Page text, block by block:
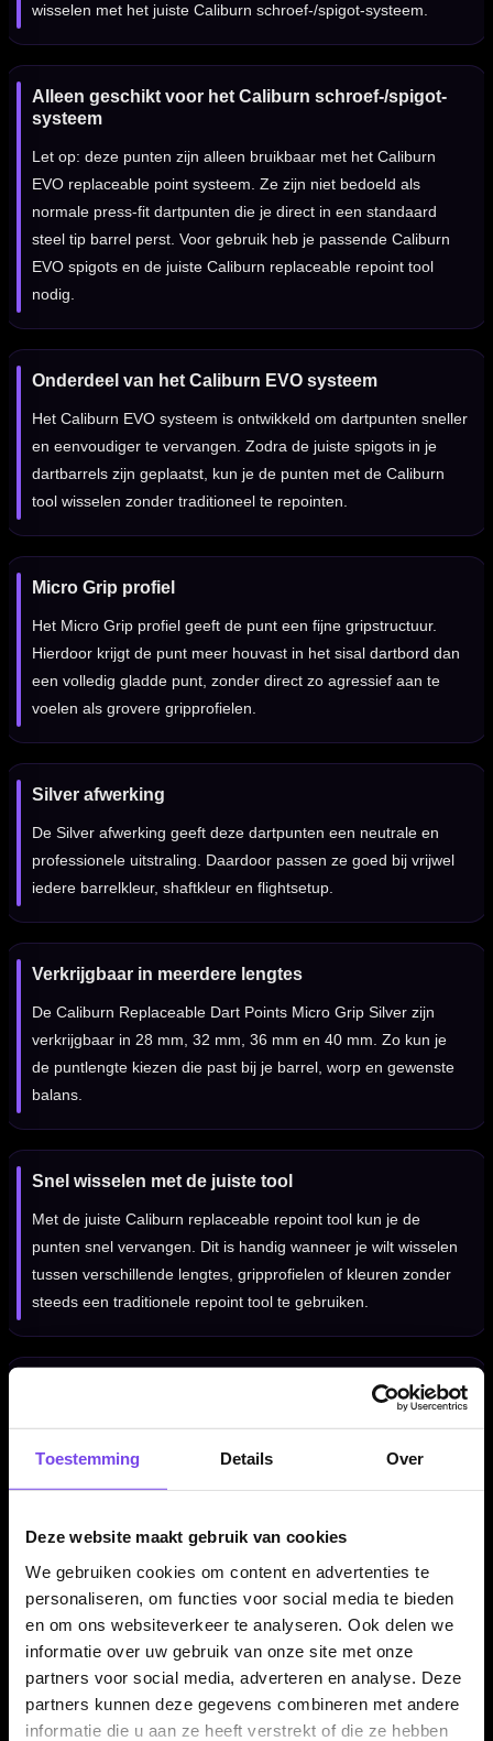
Toestemming Details Over
Deze website maakt gebruik van cookies
We gebruiken cookies om content en advertenties te
personaliseren, om functies voor social media te bieden
en om ons websiteverkeer te analyseren. Ook delen we
informatie over uw gebruik van onze site met onze
partners voor social media, adverteren en analyse. Deze
partners kunnen deze gegevens combineren met andere
informatie die u aan ze heeft verstrekt of die ze hebben
wisselen met het juiste Caliburn schroef-/spigot-systeem.
Alleen geschikt voor het Caliburn schroef-/spigot-
systeem
Let op: deze punten zijn alleen bruikbaar met het Caliburn
EVO replaceable point systeem. Ze zijn niet bedoeld als
normale press-fit dartpunten die je direct in een standaard
steel tip barrel perst. Voor gebruik heb je passende Caliburn
EVO spigots en de juiste Caliburn replaceable repoint tool
nodig.
Onderdeel van het Caliburn EVO systeem
Het Caliburn EVO systeem is ontwikkeld om dartpunten sneller
en eenvoudiger te vervangen. Zodra de juiste spigots in je
dartbarrels zijn geplaatst, kun je de punten met de Caliburn
tool wisselen zonder traditioneel te repointen.
Micro Grip profiel
Het Micro Grip profiel geeft de punt een fijne gripstructuur.
Hierdoor krijgt de punt meer houvast in het sisal dartbord dan
een volledig gladde punt, zonder direct zo agressief aan te
voelen als grovere gripprofielen.
Silver afwerking
De Silver afwerking geeft deze dartpunten een neutrale en
professionele uitstraling. Daardoor passen ze goed bij vrijwel
iedere barrelkleur, shaftkleur en flightsetup.
Verkrijgbaar in meerdere lengtes
De Caliburn Replaceable Dart Points Micro Grip Silver zijn
verkrijgbaar in 28 mm, 32 mm, 36 mm en 40 mm. Zo kun je
de puntlengte kiezen die past bij je barrel, worp en gewenste
balans.
Snel wisselen met de juiste tool
Met de juiste Caliburn replaceable repoint tool kun je de
punten snel vervangen. Dit is handig wanneer je wilt wisselen
tussen verschillende lengtes, gripprofielen of kleuren zonder
steeds een traditionele repoint tool te gebruiken.
Deze Caliburn punten zijn bedoeld voor steel tip darts die
geschikt zijn gemaakt voor het Caliburn EVO systeem. Ze zijn
Compatibiliteit altijd controleren
Controleer voor aankoop of je dartbarrels geschikt zijn voor
het Caliburn EVO schroef-/spigot-systeem. Zonder passende
spigots kunnen deze punten niet correct worden gebruikt.